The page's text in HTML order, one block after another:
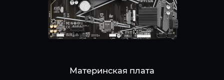
Материнская плата